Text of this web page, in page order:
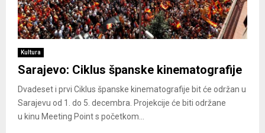
Kultura
Sarajevo: Ciklus španske kinematografije
Dvadeset i prvi Ciklus španske kinematografije bit će održan u
Sarajevu od 1. do 5. decembra. Projekcije će biti održane
u kinu Meeting Point s početkom...